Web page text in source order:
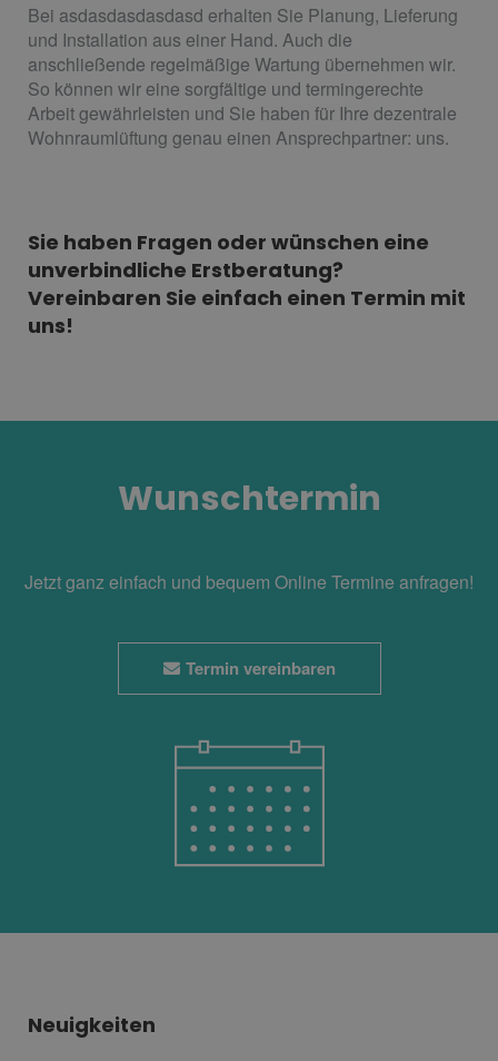
Bei asdasdasdasdasd erhalten Sie Planung, Lieferung
und Installation aus einer Hand. Auch die
anschließende regelmäßige Wartung übernehmen wir.
So können wir eine sorgfältige und termingerechte
Arbeit gewährleisten und Sie haben für Ihre dezentrale
Wohnraumlüftung genau einen Ansprechpartner: uns.
Sie haben Fragen oder wünschen eine
unverbindliche Erstberatung?
Vereinbaren Sie einfach einen Termin mit
uns!
Wunschtermin
Jetzt ganz einfach und bequem Online Termine anfragen!
Termin vereinbaren
Neuigkeiten